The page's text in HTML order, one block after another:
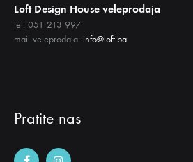
Loft Design House veleprodaja
tel: 051 213 997
mail veleprodaja: info@loft.ba
Pratite nas